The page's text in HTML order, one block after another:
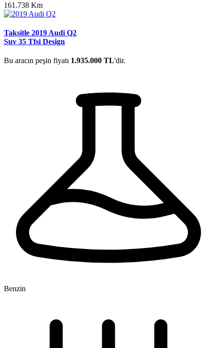
161.738 Km
Taksitle 2019 Audi Q2
Suv 35 Tfsi Design
Bu aracın peşin fiyatı 1.935.000 TL'dir.
Benzin